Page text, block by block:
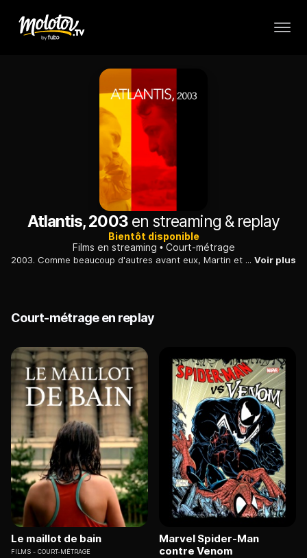
Atlantis, 2003en streaming & replay
Bientôt disponible
Films en streaming
Court-métrage
2003. Comme beaucoup d'autres avant eux, Martin et Denisija, un couple d'Ukrainiens, tentent d'entrer illégalement en Allemagne en passant par la Slovaquie... Voir plus
Court-métrage en replay
Le maillot de bain
FILMS COURT-MÉTRAGE
Marvel Spider-Man
contre Venom